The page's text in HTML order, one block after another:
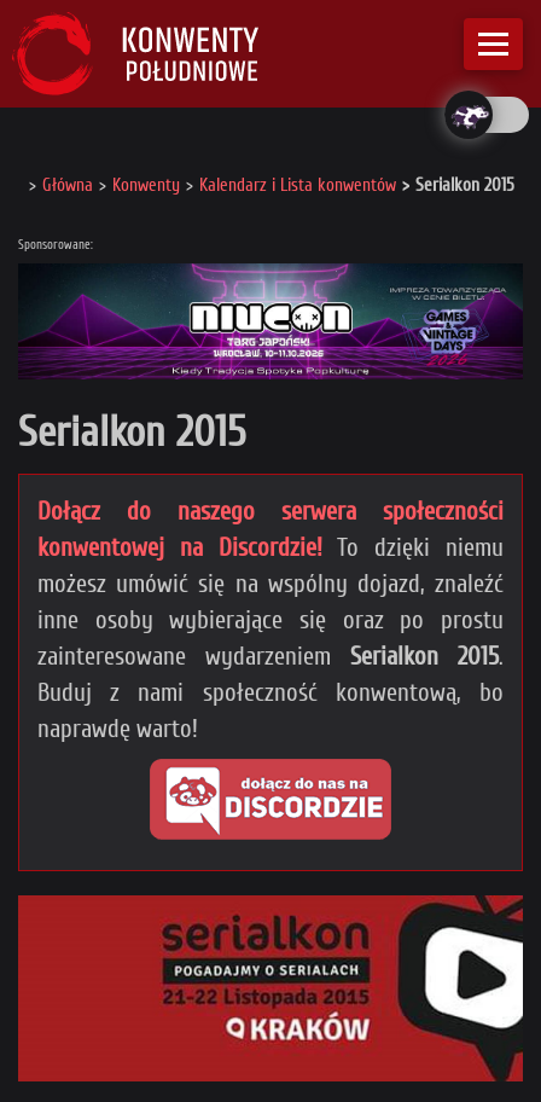
Główna Konwenty Kalendarz i Lista konwentów Serialkon 2015
Sponsorowane:
Serialkon 2015
Dołącz do naszego serwera społeczności
konwentowej na Discordzie!To dzięki niemu
możesz umówić się na wspólny dojazd, znaleźć
inne osoby wybierające się oraz po prostu
zainteresowane wydarzeniem Serialkon 2015.
Buduj z nami społeczność konwentową, bo
naprawdę warto!